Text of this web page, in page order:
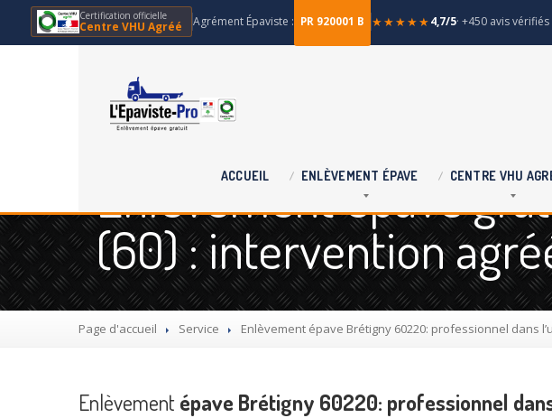
Certification officielle
Centre VHU Agréé Agrément Épaviste : PR 920001 B ★★★★★4,7/5· +450 avis vérifiés
ACCUEIL ENLÈVEMENT ÉPAVE CENTRE VHU
Enlèvement épave
(60) : intervention
Page d'accueil Service Enlèvement épave Brétigny 60220: professionnel dans
Enlèvement épave Brétigny 60220: professionnel